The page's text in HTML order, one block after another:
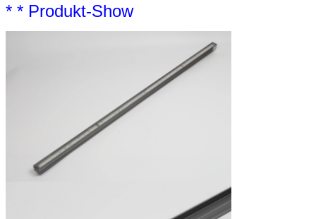
* * Produkt-Show